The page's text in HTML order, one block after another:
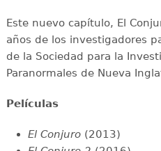
Este nuevo capítulo, El
años de los investigadores
de la Sociedad para la
Paranormales de Nueva
Películas
El Conjuro (2013)